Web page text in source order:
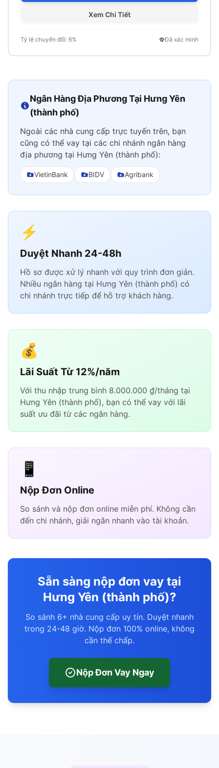
Xem Chi Tiết
Tỷ lệ chuyển đổi: 6% Đã xác minh
Ngân Hàng Địa Phương Tại Hưng Yên
(thành phố)
Ngoài các nhà cung cấp trực tuyến trên, bạn
cũng có thể vay tại các chi nhánh ngân hàng
địa phương tại Hưng Yên (thành phố):
VietinBank BIDV Agribank
⚡
Duyệt Nhanh 24-48h
Hồ sơ được xử lý nhanh với quy trình đơn giản.
Nhiều ngân hàng tại Hưng Yên (thành phố) có
chi nhánh trực tiếp để hỗ trợ khách hàng.
💰
Lãi Suất Từ 12%/năm
Với thu nhập trung bình 8.000.000 ₫/tháng tại
Hưng Yên (thành phố), bạn có thể vay với lãi
suất ưu đãi từ các ngân hàng.
📱
Nộp Đơn Online
So sánh và nộp đơn online miễn phí. Không cần
đến chi nhánh, giải ngân nhanh vào tài khoản.
Sẵn sàng nộp đơn vay tại
Hưng Yên (thành phố)?
So sánh 6+ nhà cung cấp uy tín. Duyệt nhanh
trong 24-48 giờ. Nộp đơn 100% online, không
cần thế chấp.
Nộp Đơn Vay Ngay